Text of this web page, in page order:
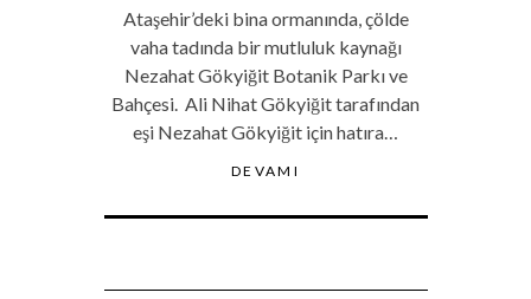
Ataşehir’deki bina ormanında, çölde
vaha tadında bir mutluluk kaynağı
Nezahat Gökyiğit Botanik Parkı ve
Bahçesi. Ali Nihat Gökyiğit tarafından
eşi Nezahat Gökyiğit için hatıra…
DEVAMI